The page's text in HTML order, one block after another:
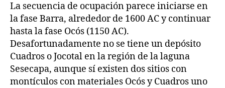
La secuencia de ocupación parece iniciarse en
la fase Barra, alrededor de 1600 AC y continuar
hasta la fase Ocós (1150 AC).
Desafortunadamente no se tiene un depósito
Cuadros o Jocotal en la región de la laguna
Sesecapa, aunque sí existen dos sitios con
montículos con materiales Ocós y Cuadros uno